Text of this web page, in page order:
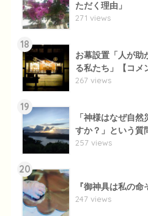
ただく理由」
271 views
18
お幕設置「人が助
る私たち」【コメ
267 views
19
「神様はなぜ自
すか？」という質
257 views
20
『御神具は私の
247 views